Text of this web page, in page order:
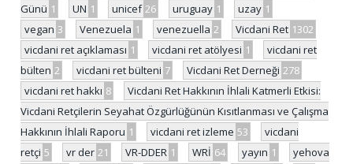
Günü 1 UN 1 unicef 26 uruguay 1 uzay 1
vegan 3 Venezuela 1 venezuella 2 Vicdani Ret 1302
vicdani ret açıklaması 1 vicdani ret atölyesi 1
vicdani ret
bülten 2 vicdani ret bülteni 7 Vicdani Ret Derneği 278
vicdani ret hakkı 8
Vicdani Ret Hakkının İhlali Katmerli Etkisi:
Vicdani Retçilerin Seyahat Özgürlüğünün Kısıtlanması ve Çalışma
Hakkının İhlali Raporu 1 vicdani ret izleme 53
vicdani
retçi 5 vr der 21 VR-DDER 1 WRİ 64 yayın 1
yehova